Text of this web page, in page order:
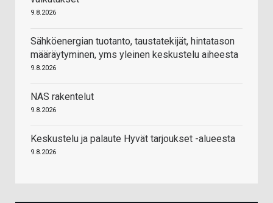
9.8.2026
Sähköenergian tuotanto, taustatekijät, hintatason
määräytyminen, yms yleinen keskustelu aiheesta
9.8.2026
NAS rakentelut
9.8.2026
Keskustelu ja palaute Hyvät tarjoukset -alueesta
9.8.2026